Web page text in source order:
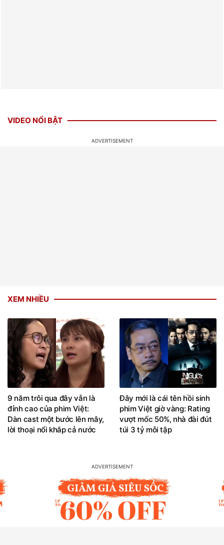
VIDEO NỔI BẬT
XEM NHIỀU
9 năm trôi qua đây vẫn là
đỉnh cao của phim Việt:
Dàn cast một bước lên mây,
lời thoại nổi khắp cả nước
Đây mới là cái tên hồi sinh
phim Việt giờ vàng: Rating
vượt mốc 50%, nhà đài đút
túi 3 tỷ mỗi tập